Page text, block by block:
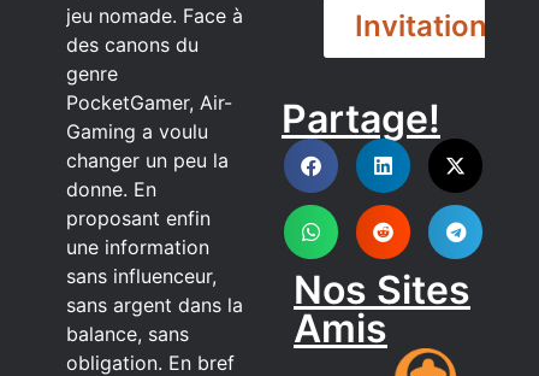
jeu nomade. Face à
des canons du
genre
PocketGamer, Air-
Gaming a voulu
changer un peu la
donne. En
proposant enfin
une information
sans influenceur,
sans argent dans la
balance, sans
obligation. En bref
Invitation
DISCORD
Partage!
Nos Sites
Amis